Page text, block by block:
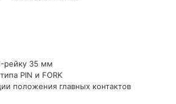
рейку 35 мм
PIN и FORK
положения главных контактов